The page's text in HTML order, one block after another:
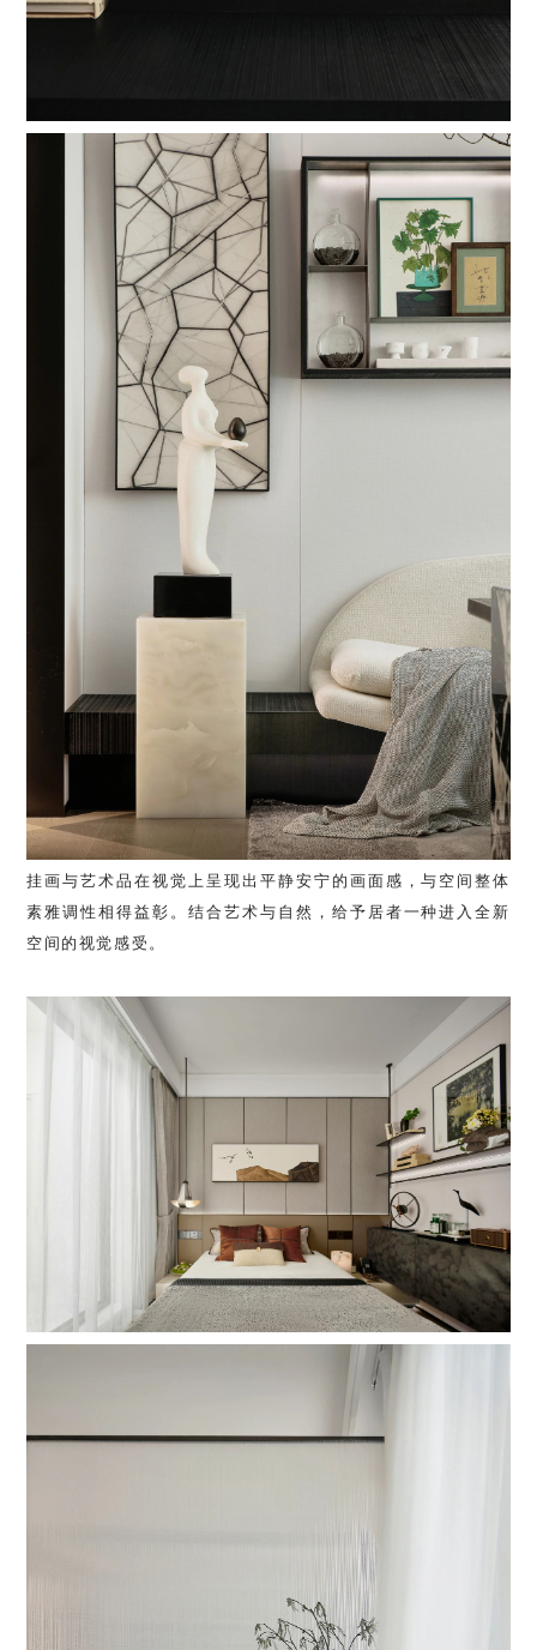
挂画与艺术品在视觉上呈现出平静安宁的画面感，与空间整体
素雅调性相得益彰。结合艺术与自然，给予居者一种进入全新
空间的视觉感受。